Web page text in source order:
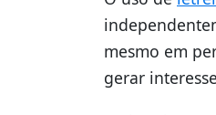
mesmo em
gerar